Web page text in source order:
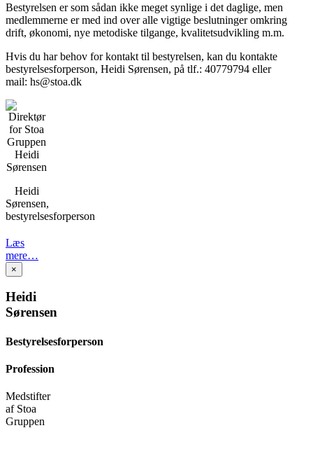
Bestyrelsen er som sådan ikke meget synlige i det daglige, men
medlemmerne er med ind over alle vigtige beslutninger omkring
drift, økonomi, nye metodiske tilgange, kvalitetsudvikling m.m.
Hvis du har behov for kontakt til bestyrelsen, kan du kontakte
bestyrelsesforperson, Heidi Sørensen, på tlf.: 40779794 eller
mail: hs@stoa.dk
Heidi
Sørensen,
bestyrelsesforperson
Læs
mere…
×
Heidi
Sørensen
Bestyrelsesforperson
Profession
Medstifter
af Stoa
Gruppen